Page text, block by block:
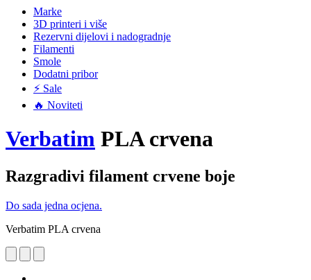
Marke
3D printeri i više
Rezervni dijelovi i nadogradnje
Filamenti
Smole
Dodatni pribor
⚡ Sale
🔥 Noviteti
Verbatim PLA crvena
Razgradivi filament crvene boje
Do sada jedna ocjena.
Verbatim PLA crvena